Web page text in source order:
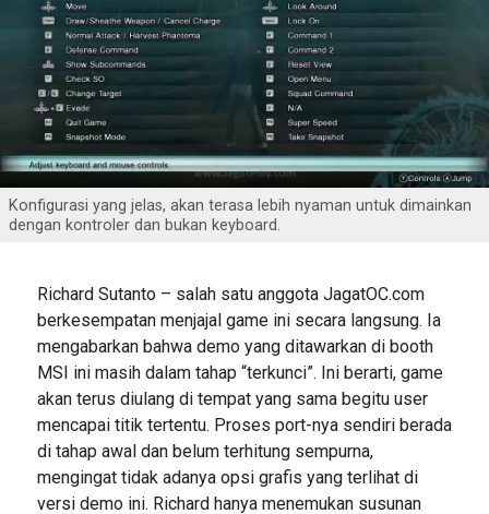
Konfigurasi yang jelas, akan terasa lebih nyaman untuk dimainkan
dengan kontroler dan bukan keyboard.
Richard Sutanto – salah satu anggota JagatOC.com
berkesempatan menjajal game ini secara langsung. Ia
mengabarkan bahwa demo yang ditawarkan di booth
MSI ini masih dalam tahap “terkunci”. Ini berarti, game
akan terus diulang di tempat yang sama begitu user
mencapai titik tertentu. Proses port-nya sendiri berada
di tahap awal dan belum terhitung sempurna,
mengingat tidak adanya opsi grafis yang terlihat di
versi demo ini. Richard hanya menemukan susunan